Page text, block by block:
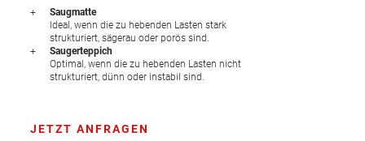
Saugmatte
Ideal, wenn die zu hebenden Lasten stark
strukturiert, sägerau oder porös sind.
Saugerteppich
Optimal, wenn die zu hebenden Lasten nicht
strukturiert, dünn oder instabil sind.
JETZT ANFRAGEN